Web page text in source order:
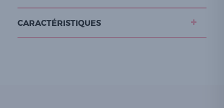
CARACTÉRISTIQUES